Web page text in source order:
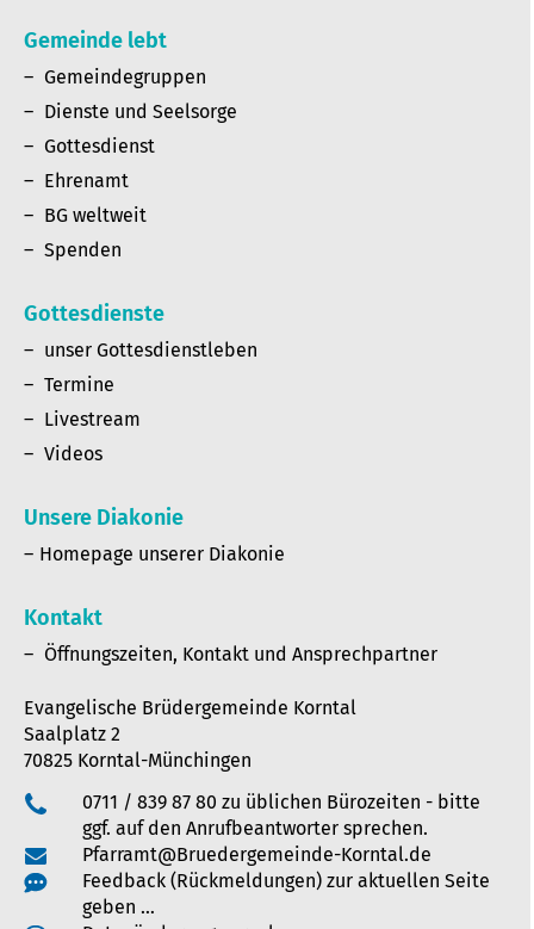
Gemeinde lebt
Gemeindegruppen
Dienste und Seelsorge
Gottesdienst
Ehrenamt
BG weltweit
Spenden
Gottesdienste
unser Gottesdienstleben
Termine
Livestream
Videos
Unsere Diakonie
Homepage unserer Diakonie
Kontakt
Öffnungszeiten, Kontakt und Ansprechpartner
Evangelische Brüdergemeinde Korntal
Saalplatz 2
70825 Korntal-Münchingen
0711 / 839 87 80 zu üblichen Bürozeiten - bitte
ggf. auf den Anrufbeantworter sprechen.
Pfarramt@Bruedergemeinde-Korntal.de
Feedback (Rückmeldungen) zur aktuellen Seite
geben …